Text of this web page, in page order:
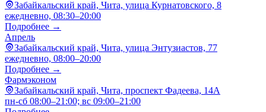
Забайкальский край, Чита, улица Курнатовского, 8
ежедневно, 08:30–20:00
Подробнее →
Апрель
Забайкальский край, Чита, улица Энтузиастов, 77
ежедневно, 08:00–20:00
Подробнее →
Фармэконом
Забайкальский край, Чита, проспект Фадеева, 14А
пн-сб 08:00–21:00; вс 09:00–21:00